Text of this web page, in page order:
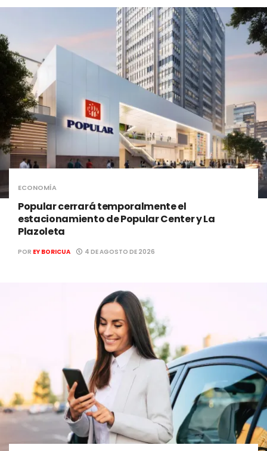
ECONOMÍA
Popular cerrará temporalmente el
estacionamiento de Popular Center y La
Plazoleta
POR EY BORICUA 4 DE AGOSTO DE 2026